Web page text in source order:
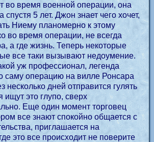
во время военной операции, она
спустя 5 лет. Джон знает чего хочет,
Ниему планомерно к этому
во время операции, не всегда
а где жизнь. Теперь некоторые
таки вызывают недоумение.
уж профессионал, легенда
саму операцию на вилле Ронсара
несколько дней отправится гулять
ищут это глупо, сверх
Еще один момент торговец
все знают спокойно общается с
приглашается на
это все происходит не поверите